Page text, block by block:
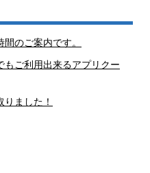
のご案内です。
もご利用出来るアプリクー
ました！